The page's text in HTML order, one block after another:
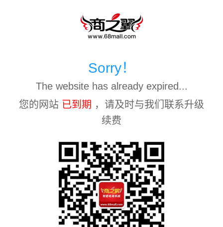
Sorry！
The website has already expired...
您的网站 已到期 ，请及时与我们联系升级
续费